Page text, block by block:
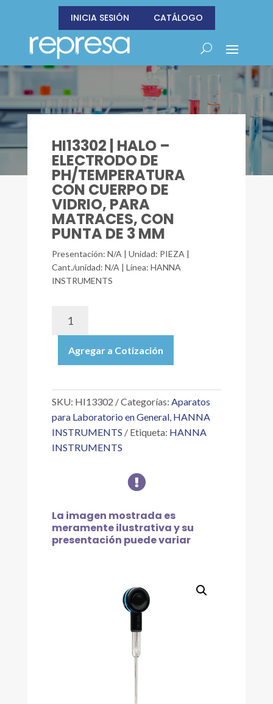
INICIA SESIÓN CATÁLOGO
HI13302 | HALO –
ELECTRODO DE
PH/TEMPERATURA
CON CUERPO DE
VIDRIO, PARA
MATRACES, CON
PUNTA DE 3 MM
Presentación: N/A | Unidad: PIEZA |
Cant./unidad: N/A | Línea: HANNA
INSTRUMENTS
ELECTRODO
PH/TEMPERATURA
CUERPO
DE
VIDRIO,
PUNTA
DE
3
Agregar a Cotización
SKU: HI13302 Categorías: Aparatos
para Laboratorio en General, HANNA
INSTRUMENTS
Etiqueta: HANNA
INSTRUMENTS

La imagen mostrada es
meramente ilustrativa y su
presentación puede variar